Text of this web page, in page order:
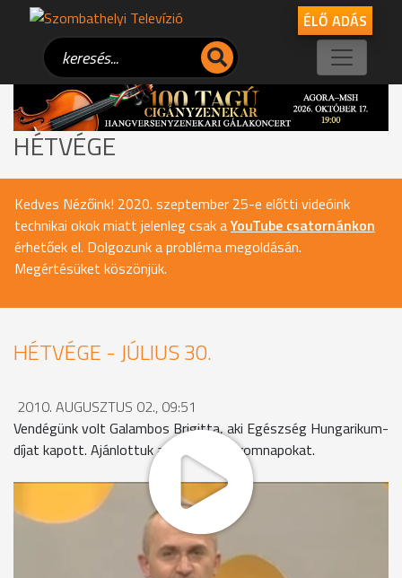
ÉLŐ ADÁS
HÉTVÉGE
Kedves Nézőink! 2020. szeptember 25-e előtti videóink
technikai okok miatt jelenleg csak aYouTube csatornánkon
érhetőek el. Dolgozunk a probléma megoldásán.
Megértésüket köszönjük.
HÉTVÉGE - JÚLIUS 30.
2010. AUGUSZTUS 02., 09:51
Vendégünk volt Galambos Brigitta, aki Egészség Hungarikum-
díjat kapott. Ajánlottuk a kőszegi ostromnapokat.
MEGOSZTÁS